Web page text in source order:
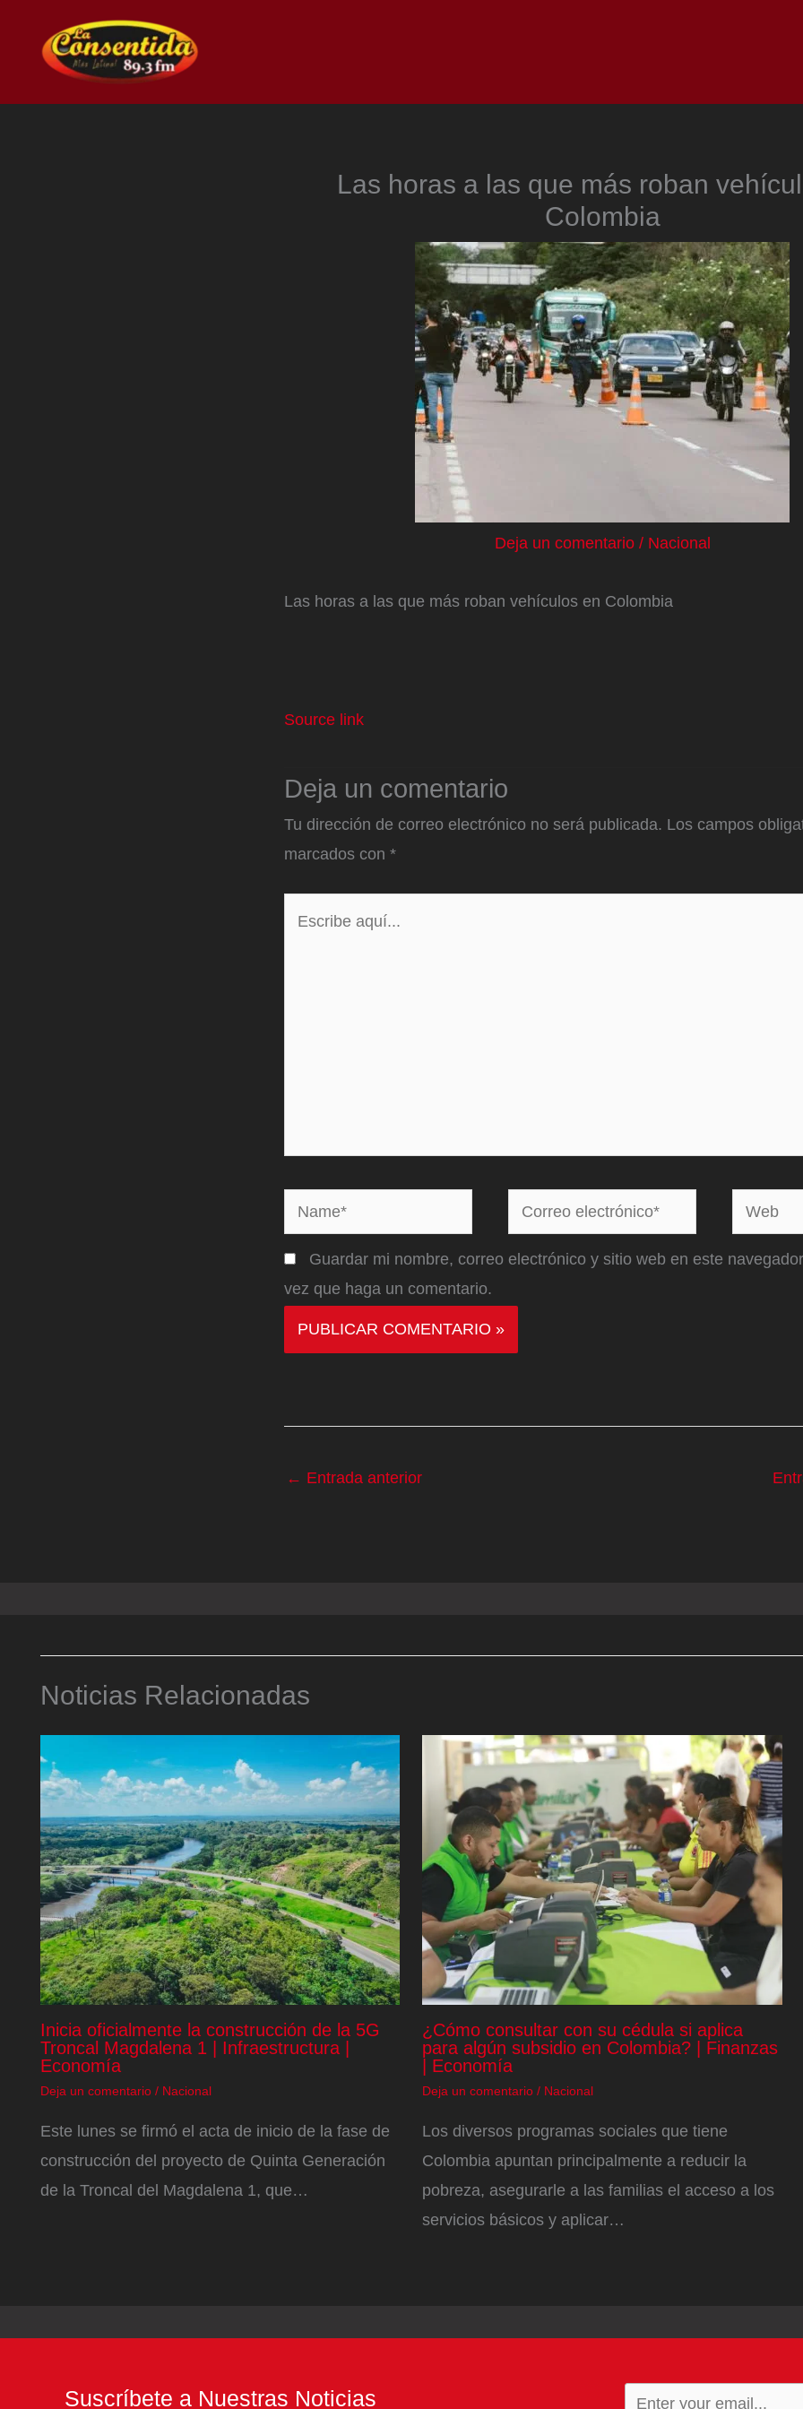
contenido
Las horas a las que más roban
Colombia
Deja un comentario / Nacional
Las horas a las que más roban vehículos en Colombia
Source link
Deja un comentario
Tu dirección de correo electrónico no será publicada. Los campos
marcados con *
Name*
Correo
electrónico*
Web
Guardar mi nombre, correo electrónico y sitio web en este
vez que haga un comentario.
← Entrada anterior
Noticias Relacionadas
Inicia oficialmente la construcción de la 5G
Troncal Magdalena 1 | Infraestructura |
Economía
Deja un comentario / Nacional
Este lunes se firmó el acta de inicio de la fase de
construcción del proyecto de Quinta Generación
de la Troncal del Magdalena 1, que…
¿Cómo consultar con su cédula si aplica
para algún subsidio en Colombia? | Finanzas
| Economía
Deja un comentario / Nacional
Los diversos programas sociales que tiene
Colombia apuntan principalmente a reducir la
pobreza, asegurarle a las familias el acceso a los
servicios básicos y aplicar…
Suscríbete a Nuestras Noticias